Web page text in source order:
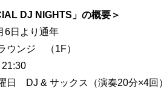
DJ NIGHTS」の概要＞
6日より通年
ウンジ （1F）
21:30
サックス（演奏20分×4回）